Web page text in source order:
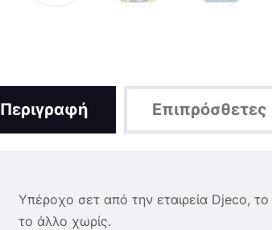
Περιγραφή
Υπέροχο σετ από την εταιρεία Djeco,
το άλλο χωρίς.